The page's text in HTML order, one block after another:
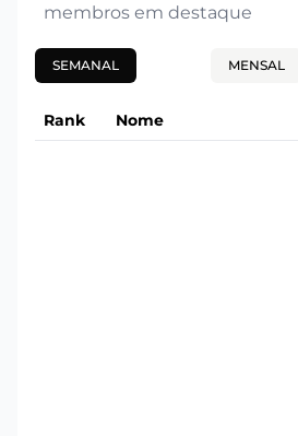
membros em destaque
SEMANAL MENSAL
Rank Nome